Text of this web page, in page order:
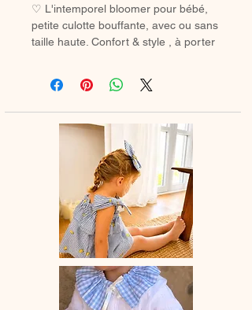
♡ L'intemporel bloomer pour bébé,
petite culotte bouffante, avec ou sans
taille haute. Confort & style , à porter
♡ Petit Bloomer entièrement réalisé à
♡ Le délai de fabrication est de 15 à
28 jours ouvrés selon les commandes
♡ Lavage à la main ou en machine
30° max, couleurs similaires, cycle
délicat. Ne pas utilser de sèche-linge.